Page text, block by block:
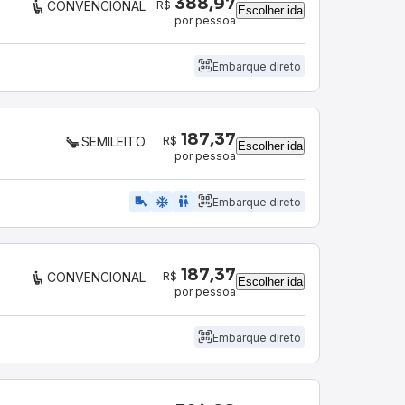
CONVENCIONAL R$
por pessoa
Escolher ida
Embarque direto
SEMILEITO R$ 187,37
por pessoa
Escolher ida
airline_seat_legroom_extra ac_unit WC Embarque direto
CONVENCIONAL R$ 187,37
por pessoa
Escolher ida
Embarque direto